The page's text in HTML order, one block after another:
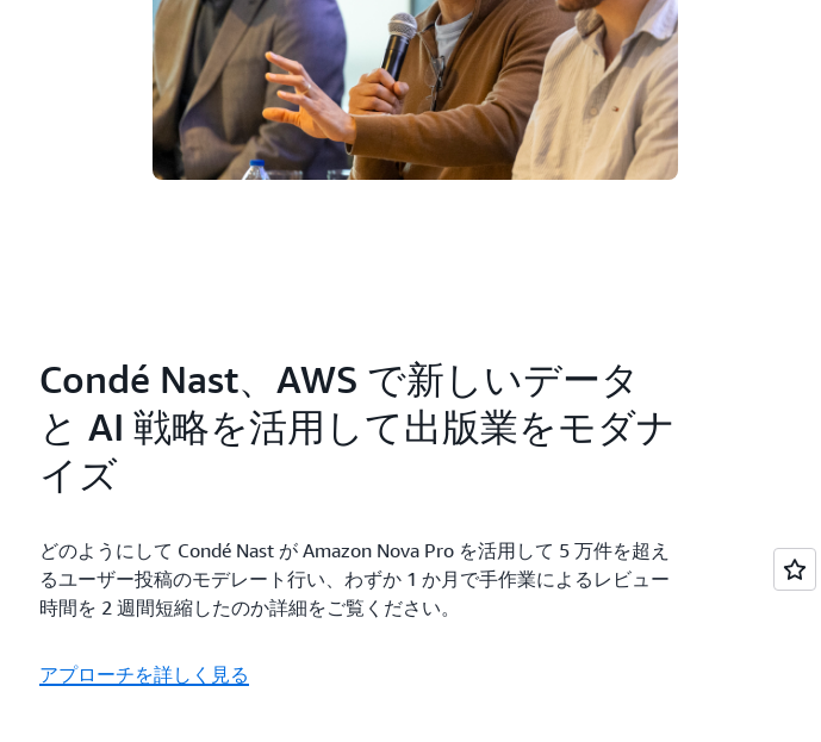
Condé Nast、AWS で新しいデータ
と AI 戦略を活用して出版業をモダナ
イズ
どのようにして Condé Nast が Amazon Nova Pro を活用して 5 万件を超え
るユーザー投稿のモデレート行い、わずか 1 か月で手作業によるレビュー
時間を 2 週間短縮したのか詳細をご覧ください。
アプローチを詳しく見る